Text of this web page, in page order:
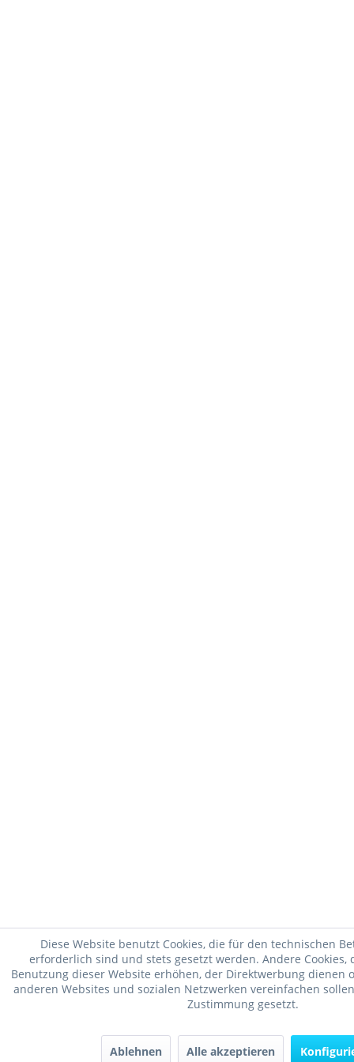
Diese Website benutzt Cookies, die für den technischen
erforderlich sind und stets gesetzt werden. Andere Cookies,
Benutzung dieser Website erhöhen, der Direktwerbung dienen
anderen Websites und sozialen Netzwerken vereinfachen
Zustimmung gesetzt.
Ablehnen Alle akzeptieren